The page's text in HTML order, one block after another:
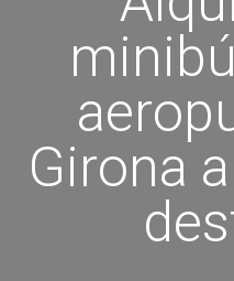
Girona